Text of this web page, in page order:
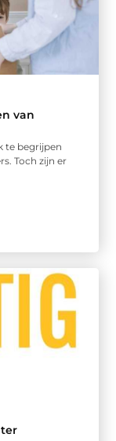
van
te begrijpen
Toch zijn er